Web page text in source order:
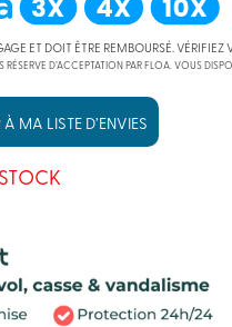
ET DOIT ÊTRE REMBOURSÉ.
RÉSERVE D’ACCEPTATION PAR FLOA. VOUS
MA LISTE D’ENVIES